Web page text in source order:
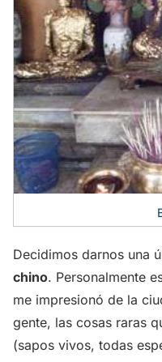
Decidimos darnos una
chino. Personalmente
me impresionó de la
gente, las cosas raras
(sapos vivos, todas